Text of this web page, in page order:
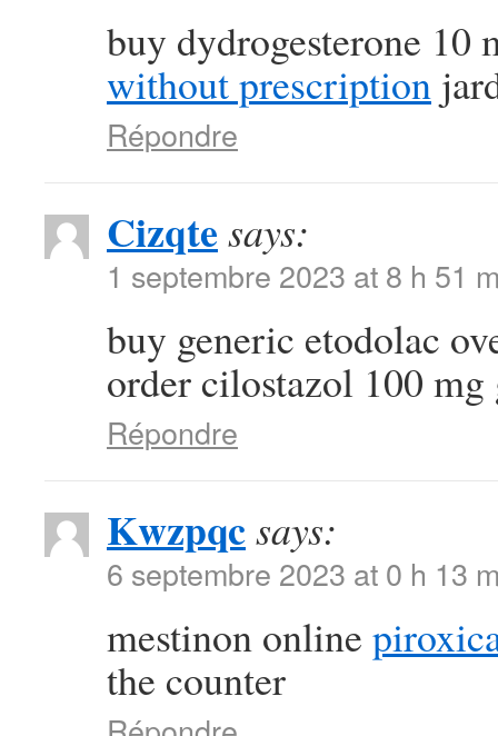
buy dydrogesterone 10
without prescription
Répondre
Cizqte says:
1 septembre 2023 at 8 h 51
buy generic etodolac
order cilostazol 100 mg
Répondre
Kwzpqcsays:
6 septembre 2023 at 0 h 13
mestinon online
the counter